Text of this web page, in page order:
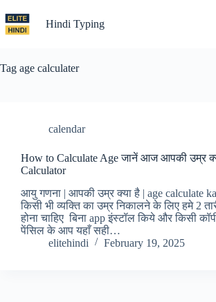
to
content
Hindi Typing
Tag age calculater
calendar
How to Calculate Age जानें आज आपकी उम्र
Calculator
आयु गणना | आपकी उम्र क्या है | age calculate
किसी भी व्यक्ति का उम्र निकालने के लिए हमे 2
होना चाहिए बिना app इंस्टॉल किये और किसी
पेंसिल के आप यहाँ सही…
elitehindi
February 19, 2025